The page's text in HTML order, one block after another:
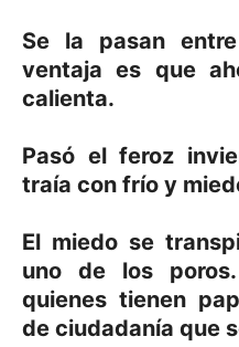
Se la pasan
ventaja es que
calienta.
Pasó el feroz
traía con frío y
El miedo se
uno de los
quienes tienen
de ciudadanía que